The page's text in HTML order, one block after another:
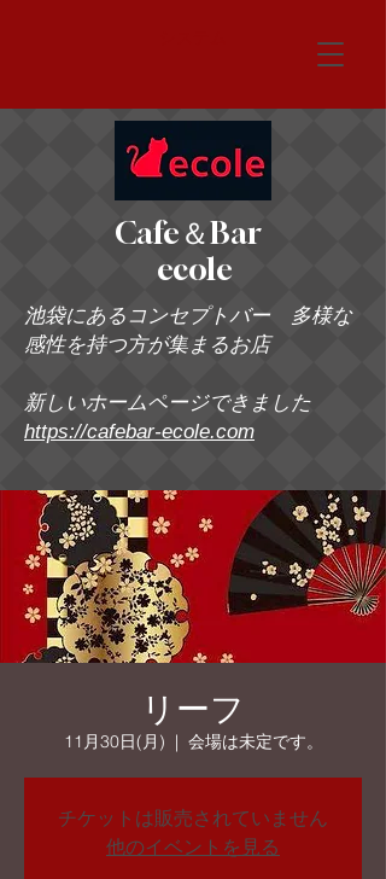
Cafe＆Bar
ecole
池袋にあるコンセプトバー 多様な
感性を持つ方が集まるお店
新しいホームページできました
https://cafebar-ecole.com
リーフ
11月30日(月)
  |
会場は未定です。
チケットは販売されていません
他のイベントを見る